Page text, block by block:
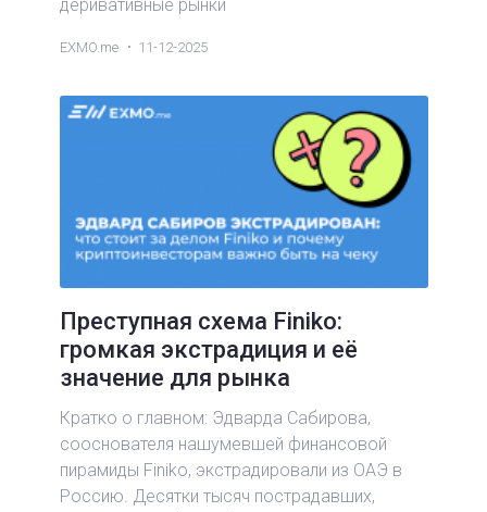
деривативные рынки
EXMO.me 11-12-2025
Преступная схема Finiko:
громкая экстрадиция и её
значение для рынка
Кратко о главном: Эдварда Сабирова,
сооснователя нашумевшей финансовой
пирамиды Finiko, экстрадировали из ОАЭ в
Россию. Десятки тысяч пострадавших,